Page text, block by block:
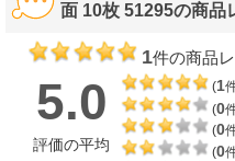
面 10枚 51295の商品
1件の商品
5.0
評価の平均
(1
(0
(0
(0